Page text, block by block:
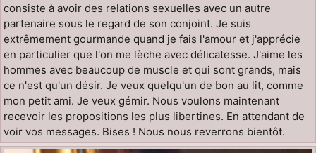
consiste à avoir des relations sexuelles avec un autre
partenaire sous le regard de son conjoint. Je suis
extrêmement gourmande quand je fais l'amour et j'apprécie
en particulier que l'on me lèche avec délicatesse. J'aime les
hommes avec beaucoup de muscle et qui sont grands, mais
ce n'est qu'un désir. Je veux quelqu'un de bon au lit, comme
mon petit ami. Je veux gémir. Nous voulons maintenant
recevoir les propositions les plus libertines. En attendant de
voir vos messages. Bises ! Nous nous reverrons bientôt.